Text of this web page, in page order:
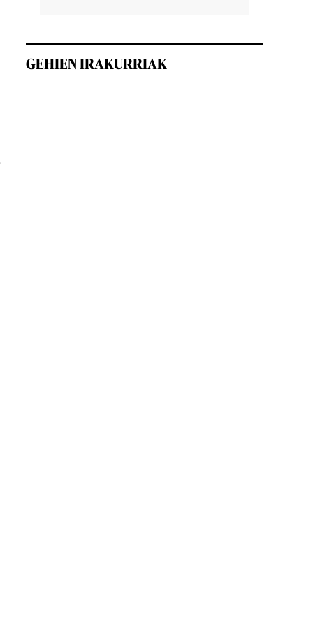
GEHIEN IRAKURRIAK